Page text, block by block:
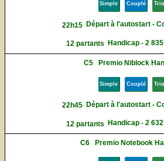
Simple Couplé Trio
22h15 Départ à l'autostart -
12 partants Handicap - 2
C5 Premio Niblock
Simple Couplé Trio
22h45 Départ à l'autostart -
12 partants Handicap - 2
C6 Premio Notebook